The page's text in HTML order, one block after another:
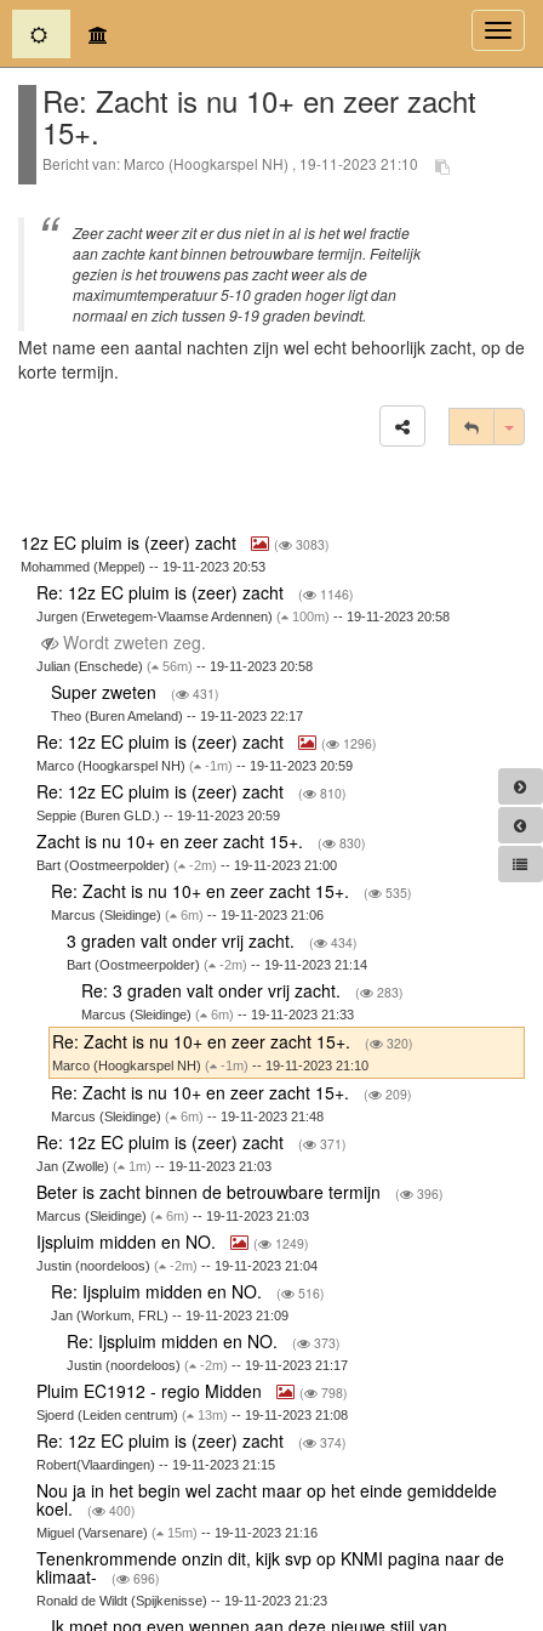
(current)
Re: Zacht is nu 10+ en zeer zacht
15+.
Bericht van: Marco (Hoogkarspel NH) , 19-11-2023 21:10
Zeer zacht weer zit er dus niet in al is het wel fractie
aan zachte kant binnen betrouwbare termijn. Feitelijk
gezien is het trouwens pas zacht weer als de
maximumtemperatuur 5-10 graden hoger ligt dan
normaal en zich tussen 9-19 graden bevindt.
Met name een aantal nachten zijn wel echt behoorlijk zacht, op de
korte termijn.
12z EC pluim is (zeer) zacht ( 3083)
Mohammed (Meppel) -- 19-11-2023 20:53
Re: 12z EC pluim is (zeer) zacht ( 1146)
Jurgen (Erwetegem-Vlaamse Ardennen) ( 100m) -- 19-11-2023 20:58
Wordt zweten zeg.
Julian (Enschede) ( 56m) -- 19-11-2023 20:58
Super zweten ( 431)
Theo (Buren Ameland) -- 19-11-2023 22:17
Re: 12z EC pluim is (zeer) zacht ( 1296)
Marco (Hoogkarspel NH) ( -1m) -- 19-11-2023 20:59
Re: 12z EC pluim is (zeer) zacht ( 810)
Seppie (Buren GLD.) -- 19-11-2023 20:59
Zacht is nu 10+ en zeer zacht 15+. ( 830)
Bart (Oostmeerpolder) ( -2m) -- 19-11-2023 21:00
Re: Zacht is nu 10+ en zeer zacht 15+. ( 535)
Marcus (Sleidinge)( 6m) -- 19-11-2023 21:06
3 graden valt onder vrij zacht. ( 434)
Bart (Oostmeerpolder) ( -2m) -- 19-11-2023 21:14
Re: 3 graden valt onder vrij zacht. ( 283)
Marcus (Sleidinge)( 6m) -- 19-11-2023 21:33
Re: Zacht is nu 10+ en zeer zacht 15+. ( 320)
Marco (Hoogkarspel NH)( -1m) -- 19-11-2023 21:10
Re: Zacht is nu 10+ en zeer zacht 15+. ( 209)
Marcus (Sleidinge)( 6m) -- 19-11-2023 21:48
Re: 12z EC pluim is (zeer) zacht ( 371)
Jan (Zwolle) ( 1m) -- 19-11-2023 21:03
Beter is zacht binnen de betrouwbare termijn ( 396)
Marcus (Sleidinge) ( 6m) -- 19-11-2023 21:03
Ijspluim midden en NO. ( 1249)
Justin (noordeloos) ( -2m) -- 19-11-2023 21:04
Re: Ijspluim midden en NO. ( 516)
Jan (Workum, FRL) -- 19-11-2023 21:09
Re: Ijspluim midden en NO. ( 373)
Justin (noordeloos) ( -2m) -- 19-11-2023 21:17
Pluim EC1912 - regio Midden ( 798)
Sjoerd (Leiden centrum) ( 13m) -- 19-11-2023 21:08
Re: 12z EC pluim is (zeer) zacht ( 374)
Robert(Vlaardingen) -- 19-11-2023 21:15
Nou ja in het begin wel zacht maar op het einde gemiddelde
koel. ( 400)
Miguel (Varsenare) ( 15m) -- 19-11-2023 21:16
Tenenkrommende onzin dit, kijk svp op KNMI pagina naar de
klimaat- ( 696)
Ronald de Wildt (Spijkenisse) -- 19-11-2023 21:23